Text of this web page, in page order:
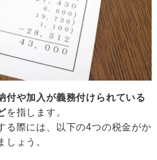
付や加入が義務付けられている
を指します。
る際には、以下の4つの税金がか
しょう。